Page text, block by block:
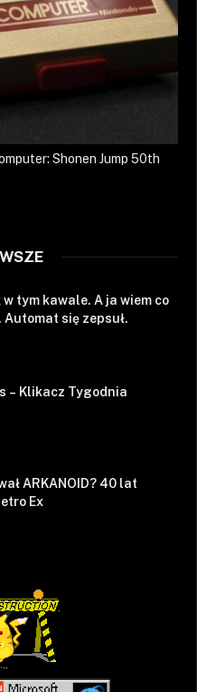
Shonen Jump 50th
w tym kawale. A ja wiem co
Automat się zepsuł.
– Klikacz Tygodnia
ARKANOID? 40 lat
Ex